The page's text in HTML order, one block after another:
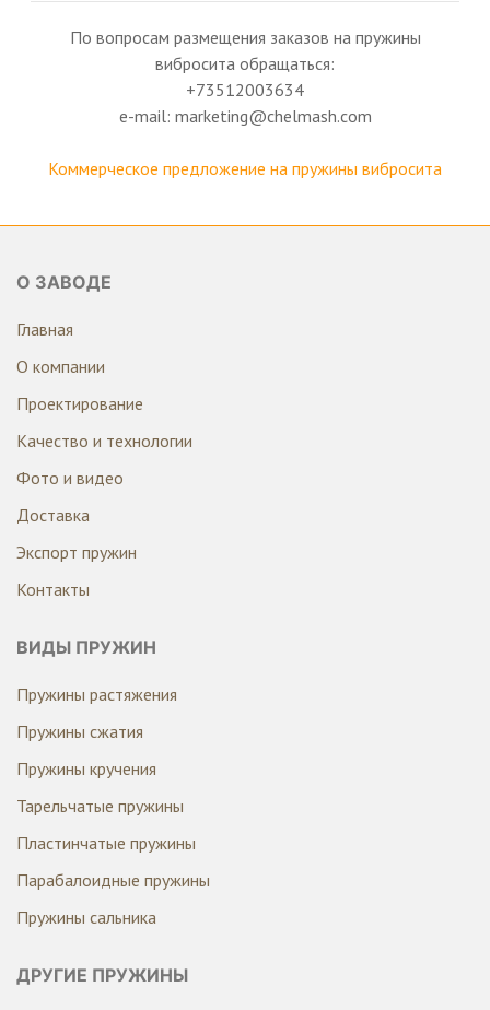
По вопросам размещения заказов на пружины
вибросита обращаться:
+73512003634
e-mail: marketing@chelmash.com
Коммерческое предложение на пружины вибросита
О ЗАВОДЕ
Главная
О компании
Проектирование
Качество и технологии
Фото и видео
Доставка
Экспорт пружин
Контакты
ВИДЫ ПРУЖИН
Пружины растяжения
Пружины сжатия
Пружины кручения
Тарельчатые пружины
Пластинчатые пружины
Парабалоидные пружины
Пружины сальника
ДРУГИЕ ПРУЖИНЫ